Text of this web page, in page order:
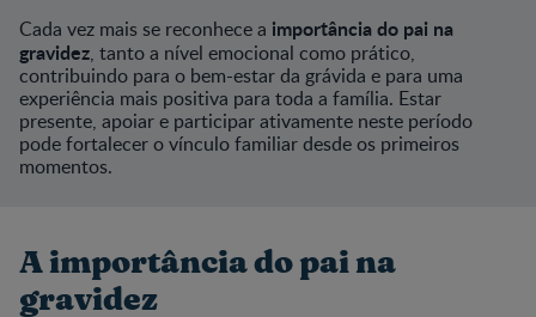
Cada vez mais se reconhece a importância do pai na
gravidez, tanto a nível emocional como prático,
contribuindo para o bem-estar da grávida e para uma
experiência mais positiva para toda a família. Estar
presente, apoiar e participar ativamente neste período
pode fortalecer o vínculo familiar desde os primeiros
momentos.
A importância do pai na
gravidez